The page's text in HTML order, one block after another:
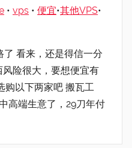
• vps • 便宜•其他VPS•
了 看来，还是得信一分
险很大，要想便宜有
购以下两家吧 搬瓦工
高端生意了，29刀年付